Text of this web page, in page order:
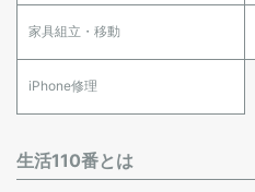
家具組立・移動
iPhone修理
生活110番とは